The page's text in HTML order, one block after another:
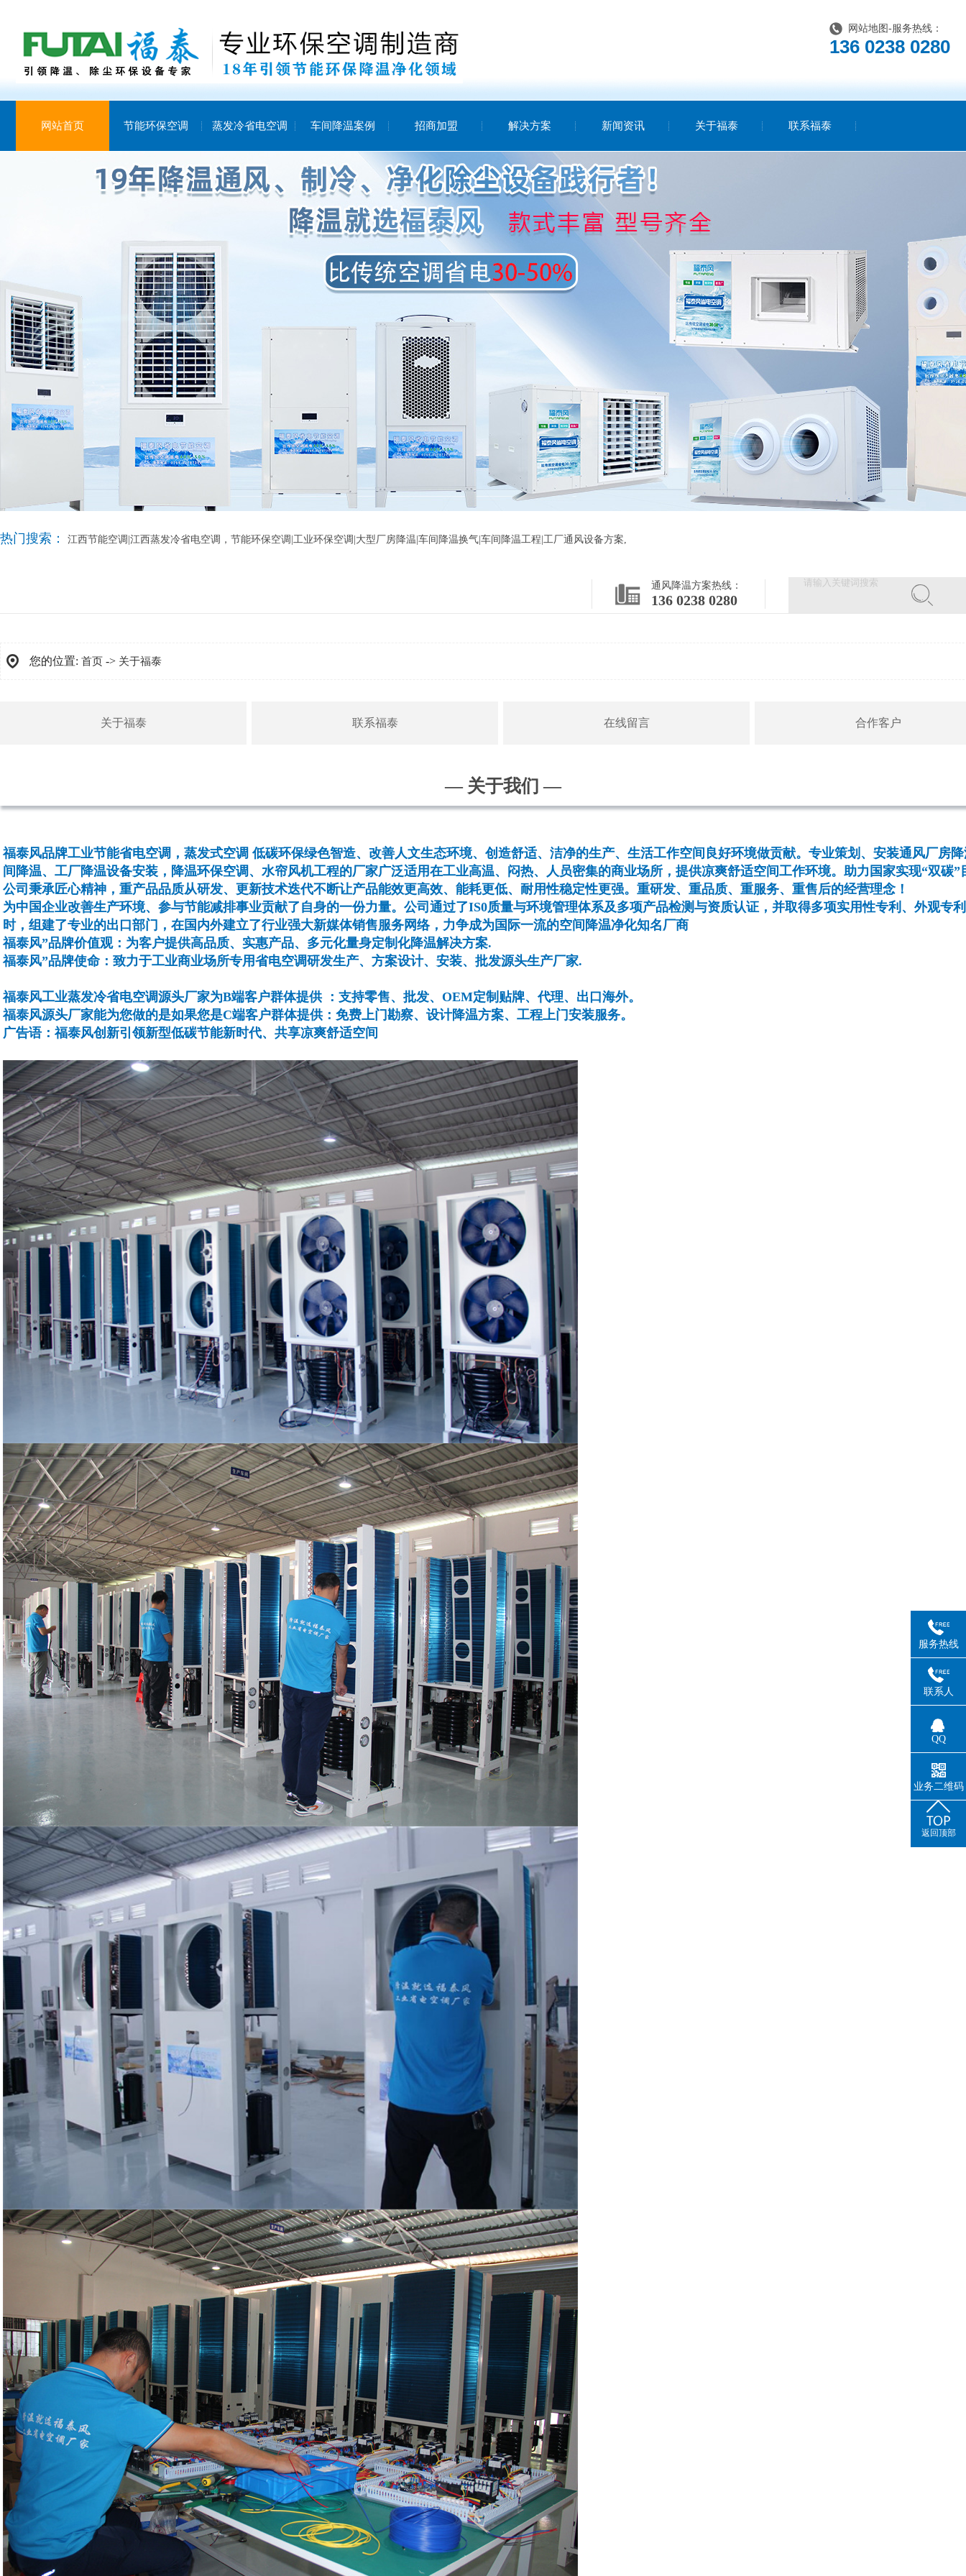
网站地图 -服务热线：
136 0238 0280
网站首页 节能环保空调 蒸发冷省电空调 车间降温案例 招商加盟 解决方案 新闻资讯 关于福泰 联系福泰
热门搜索： 江西节能空调|江西蒸发冷省电空调，节能环保空调|工业环保空调|大型厂房降温|车间降温换气|车间降温工程|工厂通风设备方案,
通风降温方案热线：
136 0238 0280
您的位置: 首页 -> 关于福泰
关于福泰 联系福泰 在线留言 合作客户
— 关于我们 —
福泰风品牌工业节能省电空调，蒸发式空调 低碳环保绿色智造、改善人文生态环境、创造舒适、洁净的生产、生活工作空间良好环境做贡献。专业策划、安装通风厂房
间降温、工厂降温设备安装，降温环保空调、水帘风机工程的厂家广泛适用在工业高温、闷热、人员密集的商业场所，提供凉爽舒适空间工作环境。助力国家实现“双碳”
公司秉承匠心精神，重产品品质从研发、更新技术迭代不断让产品能效更高效、能耗更低、耐用性稳定性更强。重研发、重品质、重服务、重售后的经营理念！
为中国企业改善生产环境、参与节能减排事业贡献了自身的一份力量。公司通过了IS0质量与环境管理体系及多项产品检测与资质认证，并取得多项实用性专利、外观专
时，组建了专业的出口部门，在国内外建立了行业强大新媒体销售服务网络，力争成为国际一流的空间降温净化知名厂商
福泰风”品牌价值观：为客户提供高品质、实惠产品、多元化量身定制化降温解决方案.
福泰风”品牌使命：致力于工业商业场所专用省电空调研发生产、方案设计、安装、批发源头生产厂家.
福泰风工业蒸发冷省电空调源头厂家为B端客户群体提供 ：支持零售、批发、OEM定制贴牌、代理、出口海外。
福泰风源头厂家能为您做的是如果您是C端客户群体提供：免费上门勘察、设计降温方案、工程上门安装服务。
广告语：福泰风创新引领新型低碳节能新时代、共享凉爽舒适空间
服务热线
联系人
QQ
业务二维码
返回顶部